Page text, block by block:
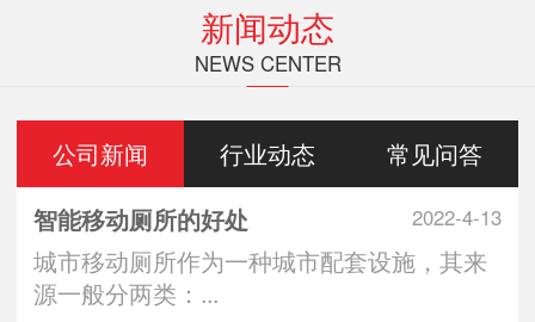
新闻动态
NEWS CENTER
公司新闻 行业动态 常见问答
2022-4-13
智能移动厕所的好处
城市移动厕所作为一种城市配套设施，其来
源一般分两类：...